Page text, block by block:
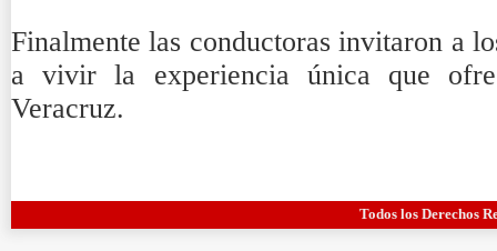
Finalmente las conductoras invitaron a
a vivir la experiencia única que
Veracruz.
Todos los Derechos